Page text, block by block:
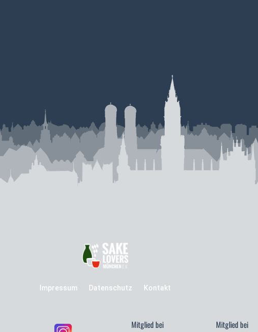
Impressum Datenschutz Kontakt
Mitglied bei Mitglied bei